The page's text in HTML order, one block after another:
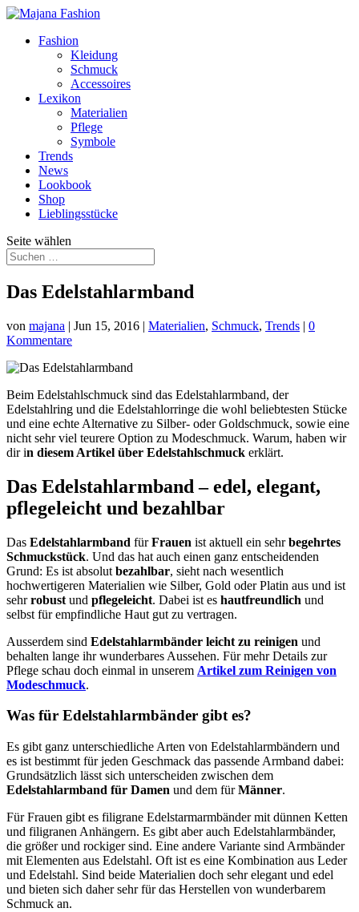
Fashion
Kleidung
Schmuck
Accessoires
Lexikon
Materialien
Pflege
Symbole
Trends
News
Lookbook
Shop
Lieblingsstücke
Seite wählen
Das Edelstahlarmband
von majana | Jun 15, 2016 | Materialien, Schmuck, Trends | 0
Kommentare
Beim Edelstahlschmuck sind das Edelstahlarmband, der
Edelstahlring und die Edelstahlorringe die wohl beliebtesten Stücke
und eine echte Alternative zu Silber- oder Goldschmuck, sowie eine
nicht sehr viel teurere Option zu Modeschmuck. Warum, haben wir
dir in diesem Artikel über Edelstahlschmuck erklärt.
Das Edelstahlarmband – edel, elegant,
pflegeleicht und bezahlbar
Das Edelstahlarmband fürFrauen ist aktuell ein sehrbegehrtes
Schmuckstück. Und das hat auch einen ganz entscheidenden
Grund: Es ist absolut bezahlbar, sieht nach wesentlich
hochwertigeren Materialien wie Silber, Gold oder Platin aus und ist
sehrrobust und pflegeleicht. Dabei ist es hautfreundlich und
selbst für empfindliche Haut gut zu vertragen.
Ausserdem sind Edelstahlarmbänder leicht zu reinigen und
behalten lange ihr wunderbares Aussehen. Für mehr Details zur
Pflege schau doch einmal in unserem Artikel zum Reinigen von
Modeschmuck.
Was für Edelstahlarmbänder gibt es?
Es gibt ganz unterschiedliche Arten von Edelstahlarmbändern und
es ist bestimmt für jeden Geschmack das passende Armband dabei:
Grundsätzlich lässt sich unterscheiden zwischen dem
Edelstahlarmband für Damen und dem fürMänner.
Für Frauen gibt es filigrane Edelstarmarmbänder mit dünnen Ketten
und filigranen Anhängern. Es gibt aber auch Edelstahlarmbänder,
die größer und rockiger sind. Eine andere Variante sind Armbänder
mit Elementen aus Edelstahl. Oft ist es eine Kombination aus Leder
und Edelstahl. Sind beide Materialien doch sehr elegant und edel
und bieten sich daher sehr für das Herstellen von wunderbarem
Schmuck an.